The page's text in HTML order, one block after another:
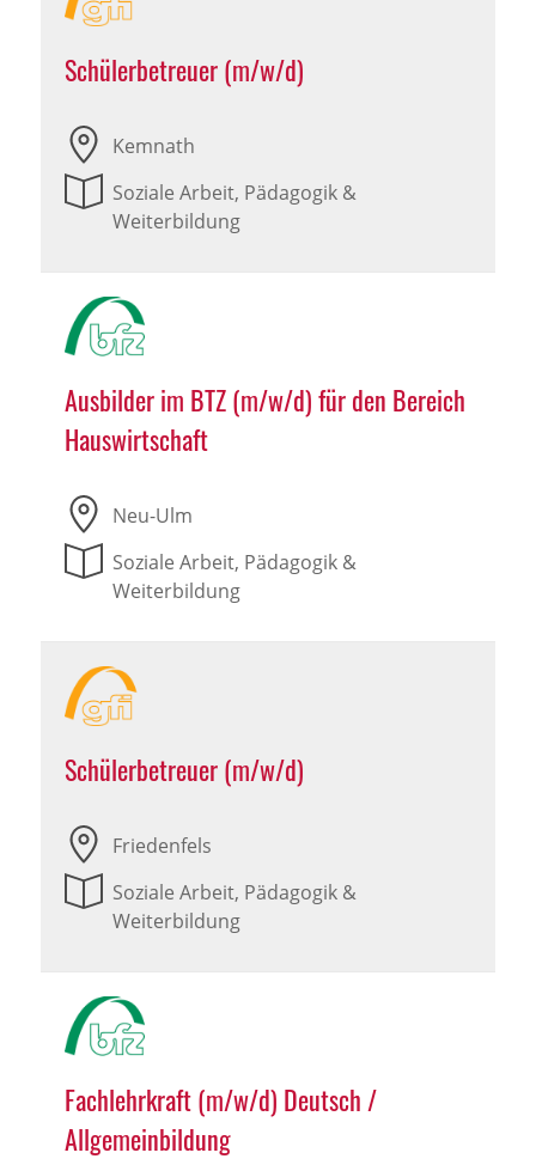
Schülerbetreuer (m/w/d)
Kemnath
Soziale Arbeit, Pädagogik &
Weiterbildung
Ausbilder im BTZ (m/w/d) für den Bereich
Hauswirtschaft
Neu-Ulm
Soziale Arbeit, Pädagogik &
Weiterbildung
Schülerbetreuer (m/w/d)
Friedenfels
Soziale Arbeit, Pädagogik &
Weiterbildung
Fachlehrkraft (m/w/d) Deutsch /
Allgemeinbildung